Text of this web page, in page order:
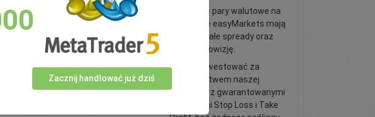
Wszystkie pary walutowe na
platformie easyMarkets mają
wąskie, stałe spready oraz
zerową prowizję.
Zacznij inwestować za
pośrednictwem naszej
platformy z gwarantowanymi
zleceniami Stop Loss i Take
Zacznij handlować już dziś